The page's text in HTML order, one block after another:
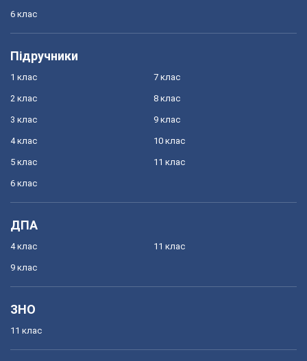
6 клас
Підручники
1 клас
2 клас
3 клас
4 клас
5 клас
6 клас
7 клас
8 клас
9 клас
10 клас
11 клас
ДПА
4 клас
9 клас
11 клас
ЗНО
11 клас